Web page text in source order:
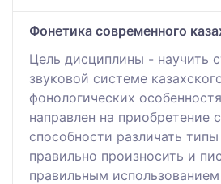
Фонетика современного
Цель дисциплины - научить
звуковой системе
фонологических
направлен на приобретение
способности различать
правильно произносить и
правильным использованием